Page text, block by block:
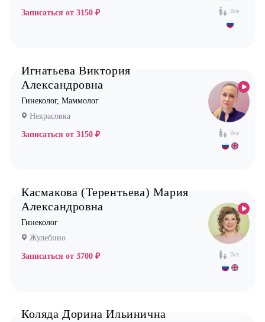
Пульмонолог
Стоматолог хирург
Стоматолог терапевт
Врач УЗИ
Уролог
Хирург
Эндокринолог
Все
Записаться от 3150 ₽
Все
Игнатьева Виктория
Александровна
Гинеколог, Маммолог
Некрасовка
Записаться от 3150 ₽
Все
Касмакова (Терентьева) Мария
Александровна
Гинеколог
Жулебино
Записаться от 3700 ₽
Коляда Дорина Ильинична